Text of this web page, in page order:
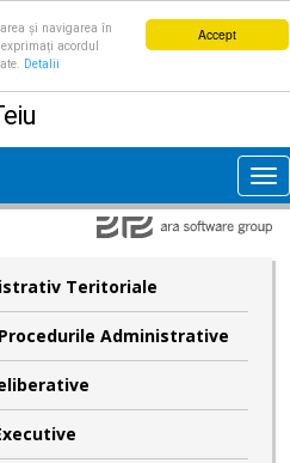
Accept
și navigarea în
acordul
Detalii
Teritoriale
Administrative